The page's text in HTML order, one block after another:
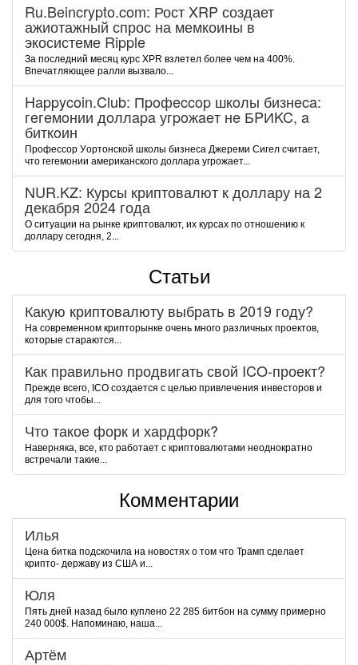
Ru.Beincrypto.com: Рост XRP создает
ажиотажный спрос на мемкоины в
экосистеме Ripple
За последний месяц курс XPR взлетел более чем на 400%.
Впечатляющее ралли вызвало...
Happycoin.Club: Пpoфeccop шкoлы бизнeca:
гeгeмoнии дoллapa угpoжaeт нe БPИKC, a
биткoин
Пpoфeccop Уopтoнcкoй шкoлы бизнeca Джepeми Cигeл cчитaeт,
чтo гeгeмoнии aмepикaнcкoгo дoллapa угpoжaeт...
NUR.KZ: Курсы криптовалют к доллару на 2
декабря 2024 года
О ситуации на рынке криптовалют, их курсах по отношению к
доллару сегодня, 2...
Статьи
Какую криптовалюту выбрать в 2019 году?
На современном крипторынке очень много различных проектов,
которые стараются...
Как правильно продвигать свой ICO-проект?
Прежде всего, ICO создается с целью привлечения инвесторов и
для того чтобы...
Что такое форк и хардфорк?
Наверняка, все, кто работает с криптовалютами неоднократно
встречали такие...
Комментарии
Илья
Цена битка подскочила на новостях о том что Трамп сделает
крипто- державу из США и...
Юля
Пять дней назад было куплено 22 285 битбон на сумму примерно
240 000$. Напоминаю, наша...
Артём